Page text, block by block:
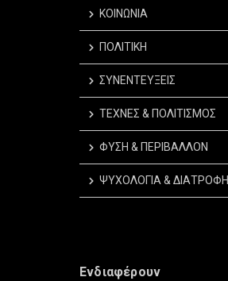
ΚΟΙΝΩΝΙΑ
ΠΟΛΙΤΙΚΗ
ΣΥΝΕΝΤΕΥΞΕΙΣ
ΤΕΧΝΕΣ & ΠΟΛΙΤΙΣΜΟΣ
ΦΥΣΗ & ΠΕΡΙΒΑΛΛΟΝ
ΨΥΧΟΛΟΓΙΑ & ΔΙΑΤΡΟΦΗ
Ενδιαφέρουν